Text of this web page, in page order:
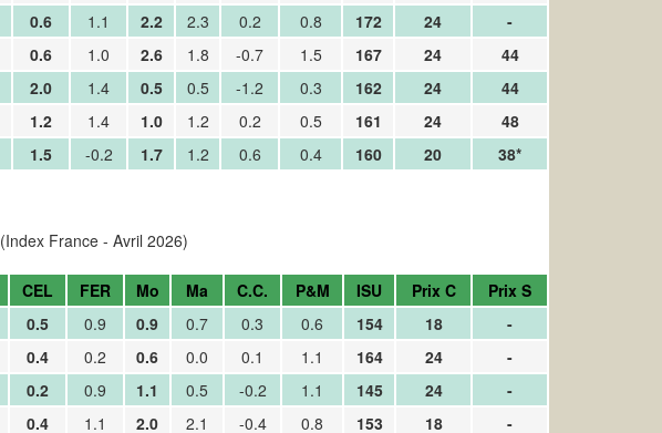
0.6 1.1 2.2 2.3 0.2 0.8 172 24
-
0.6 1.0 2.6 1.8 -0.7 1.5 167 24
44
2.0 1.4 0.5 0.5 -1.2 0.3 162 24
44
1.2 1.4 1.0 1.2 0.2 0.5 161 24
48
1.5 -0.2 1.7 1.2 0.6 0.4 160 20 38*
(Index France - Avril 2026)
CEL FER Mo Ma C.C. P&M ISU Prix C
Prix S
0.5 0.9 0.9 0.7 0.3 0.6 154 18
-
0.4 0.2 0.6 0.0 0.1 1.1 164 24
-
0.2 0.9 1.1 0.5 -0.2 1.1 145 24
-
0.4 1.1 2.0 2.1 -0.4 0.8 153 18 -